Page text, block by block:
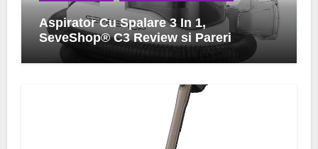
Aspirator Cu Spalare 3 In 1,
SeveShop® C3 Review si Pareri